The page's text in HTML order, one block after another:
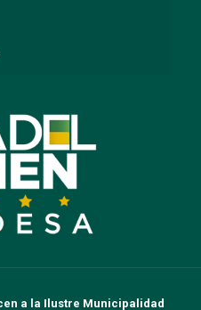
a la Ilustre Municipalidad